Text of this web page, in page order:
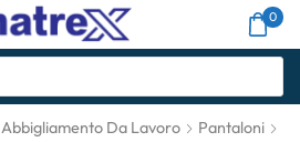
0
Abbigliamento Da Lavoro
Pantaloni